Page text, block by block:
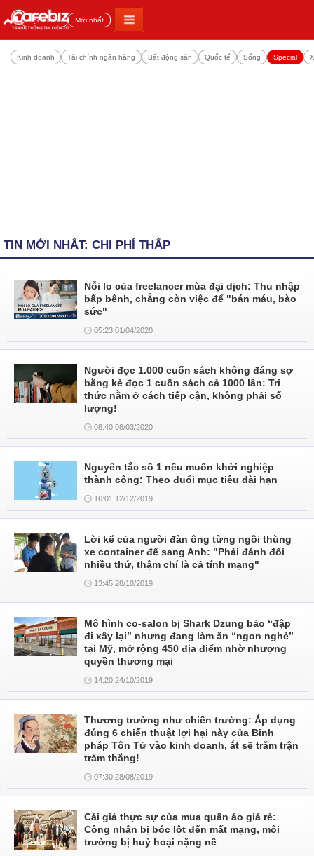
Đọc nhiều Mới nhất
Kinh doanh Tài chính ngân hàng Bất động sản Quốc tế Sống Special
TIN MỚI NHẤT: CHI PHÍ THẤP
Nỗi lo của freelancer mùa đại dịch: Thu nhập
bấp bênh, chẳng còn việc để "bán máu, bào
sức"
05:23 01/04/2020
Người đọc 1.000 cuốn sách không đáng sợ
bằng kẻ đọc 1 cuốn sách cả 1000 lần: Tri
thức nằm ở cách tiếp cận, không phải số
lượng!
08:40 08/03/2020
Nguyên tắc số 1 nếu muốn khởi nghiệp
thành công: Theo đuổi mục tiêu dài hạn
16:01 12/12/2019
Lời kể của người đàn ông từng ngồi thùng
xe container để sang Anh: "Phải đánh đổi
nhiều thứ, thậm chí là cả tính mạng"
13:45 28/10/2019
Mô hình co-salon bị Shark Dzung bảo “đập
đi xây lại” nhưng đang làm ăn “ngon nghẻ”
tại Mỹ, mở rộng 450 địa điểm nhờ nhượng
quyền thương mại
14:20 24/10/2019
Thương trường như chiến trường: Áp dụng
đúng 6 chiến thuật lợi hại này của Binh
pháp Tôn Tử vào kinh doanh, ắt sẽ trăm trận
trăm thắng!
07:30 28/08/2019
Cái giá thực sự của mua quần áo giá rẻ:
Công nhân bị bóc lột đến mất mạng, môi
trường bị huỷ hoại nặng nề